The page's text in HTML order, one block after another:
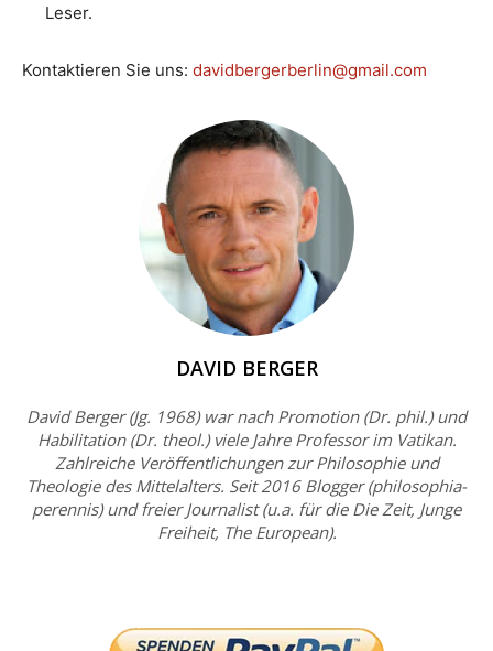
Leser.
Kontaktieren Sie uns: davidbergerberlin@gmail.com
DAVID BERGER
David Berger (Jg. 1968) war nach Promotion (Dr. phil.) und
Habilitation (Dr. theol.) viele Jahre Professor im Vatikan.
Zahlreiche Veröffentlichungen zur Philosophie und
Theologie des Mittelalters. Seit 2016 Blogger (philosophia-
perennis) und freier Journalist (u.a. für die Die Zeit, Junge
Freiheit, The European).